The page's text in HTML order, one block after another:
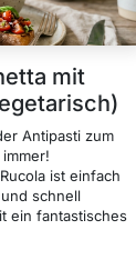
mit
Antipasti zum
ist einfach
schnell
ein fantastisches